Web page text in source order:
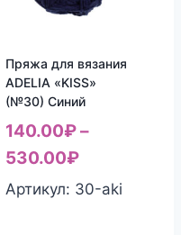
Пряжа для вязания
ADELIA «KISS»
(№30) Синий
140.00₽–
530.00₽
Артикул: 30-aki